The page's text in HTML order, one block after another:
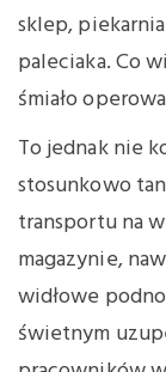
sklep,
paleciaka. Co
śmiało
To jednak nie
stosunkowo
transportu na
magazynie,
widłowe
świetnym